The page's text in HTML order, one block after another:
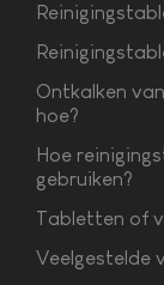
Ontkalken
hoe?
Hoe
gebruiken?
Tabletten of
Veelgestelde